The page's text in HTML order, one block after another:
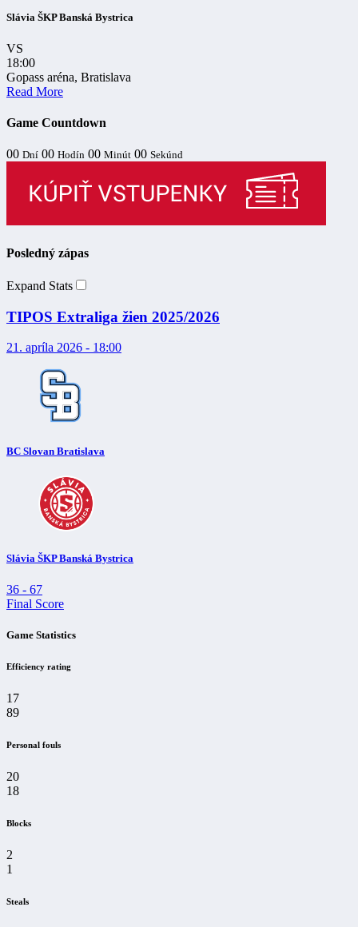
Slávia ŠKP Banská Bystrica
VS
18:00
Gopass aréna, Bratislava
Read More
Game Countdown
00 Dní 00 Hodín 00 Minút 00 Sekúnd
Posledný zápas
Expand Stats
TIPOS Extraliga žien 2025/2026
21. apríla 2026 - 18:00
BC Slovan Bratislava
Slávia ŠKP Banská Bystrica
36 - 67
Final Score
Game Statistics
Efficiency rating
17
89
Personal fouls
20
18
Blocks
2
1
Steals